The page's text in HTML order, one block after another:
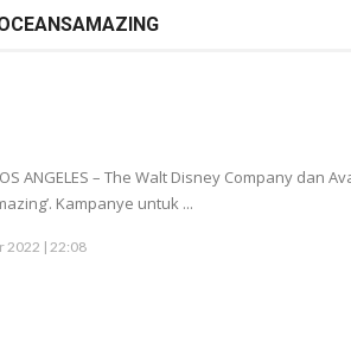
ANGELES – The Walt Disney Company
Kampanye untuk ...
2022 | 22:08